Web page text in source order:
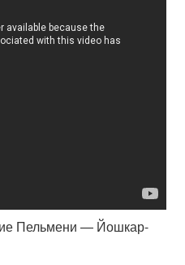
Пельмени — Йошкар-